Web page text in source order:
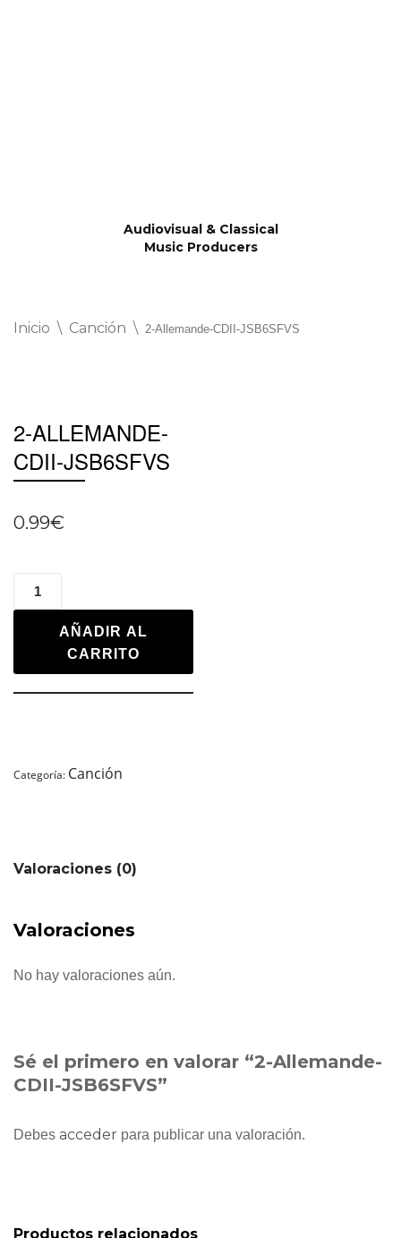
Audiovisual & Classical
Music Producers
Inicio \ Canción \ 2-Allemande-CDII-JSB6SFVS
2-ALLEMANDE-
CDII-JSB6SFVS
0.99€
AÑADIR AL
CARRITO
Categoría: Canción
Valoraciones (0)
Valoraciones
No hay valoraciones aún.
Sé el primero en valorar “2-Allemande-
CDII-JSB6SFVS”
Debes acceder para publicar una valoración.
Productos relacionados